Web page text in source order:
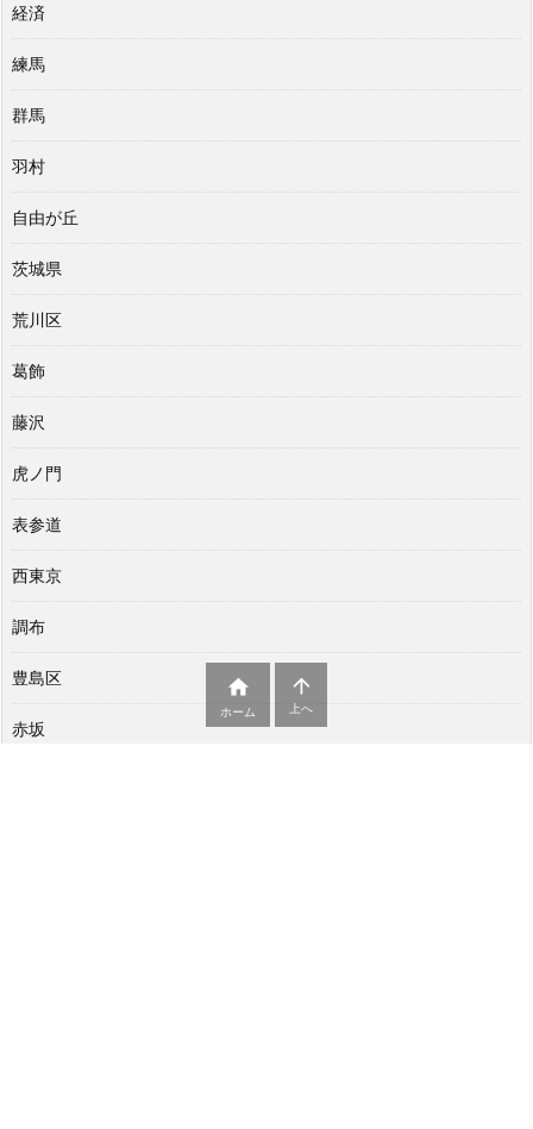
経済
練馬
群馬
羽村
自由が丘
茨城県
荒川区
葛飾
藤沢
虎ノ門
表参道
西東京
調布
豊島区
赤坂

ホーム

上へ